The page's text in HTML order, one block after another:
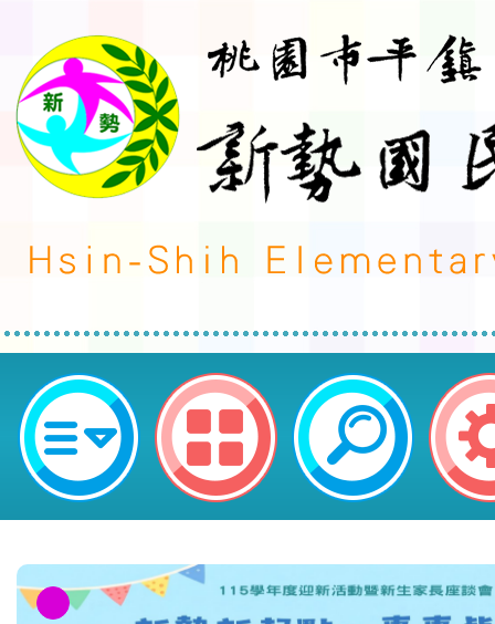
轉知~國立臺灣師範大學辦理「正
工作坊」相關資訊-桃園市平鎮區